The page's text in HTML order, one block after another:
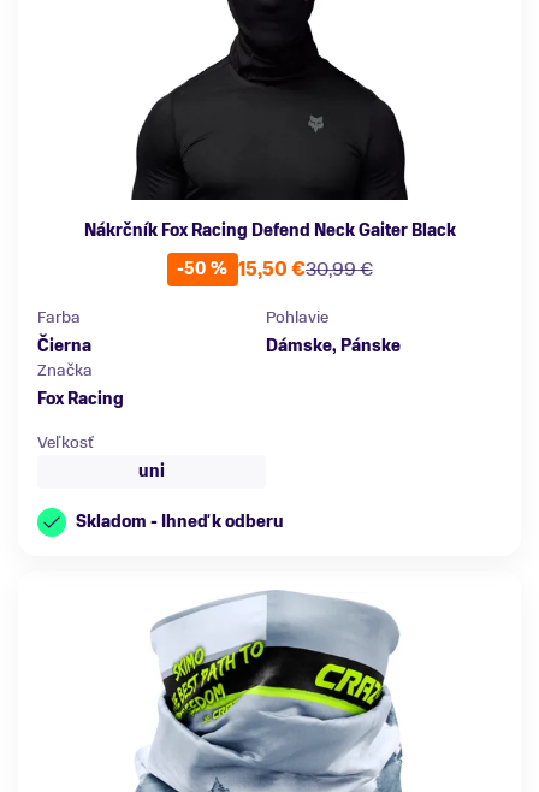
Nákrčník Fox Racing Defend Neck Gaiter Black
-50 %
30,99 €
15,50 €
Farba
Čierna
Pohlavie
Dámske, Pánske
Značka
Fox Racing
Veľkosť
uni
Skladom - Ihneď k odberu